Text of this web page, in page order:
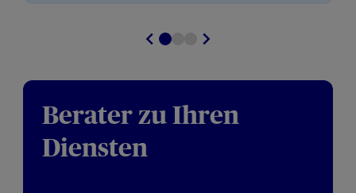
Berater zu Ihren
Diensten